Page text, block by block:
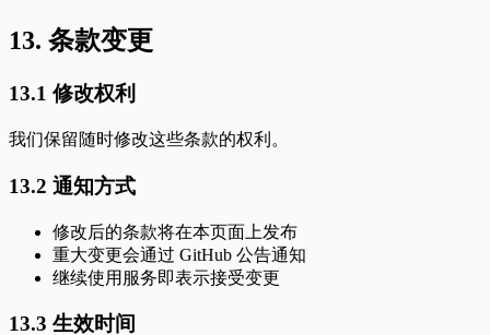
13. 条款变更
13.1 修改权利
我们保留随时修改这些条款的权利。
13.2 通知方式
修改后的条款将在本页面上发布
重大变更会通过 GitHub 公告通知
继续使用服务即表示接受变更
13.3 生效时间